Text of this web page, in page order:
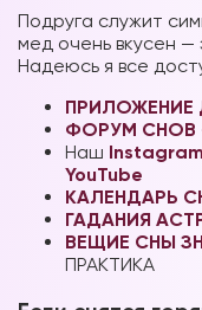
Подруга служит
мед очень вкусен —
Надеюсь я все
ФОРУМ СНОВ
Наш Instagram
YouTube
КАЛЕНДАРЬ
ГАДАНИЯ
ВЕЩИЕ СНЫ
ПРАКТИКА